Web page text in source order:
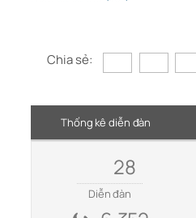
Chia sẻ:
Thống kê diễn đàn
28
Diễn đàn